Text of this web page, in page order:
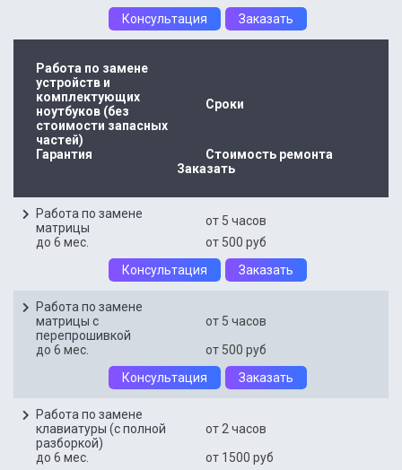
Консультация
Заказать
Работа по замене
устройств и
комплектующих
ноутбуков (без
стоимости запасных
частей)
Сроки
Гарантия
Стоимость ремонта
Заказать
Работа по замене
матрицы
от 5 часов
до 6 мес.
от 500 руб
Консультация
Заказать
Работа по замене
матрицы с
перепрошивкой
от 5 часов
до 6 мес.
от 500 руб
Консультация
Заказать
Работа по замене
клавиатуры (с полной
разборкой)
от 2 часов
до 6 мес.
от 1500 руб